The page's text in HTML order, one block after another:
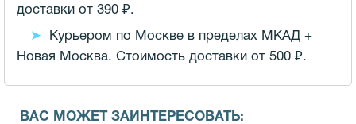
доставки от 390 ₽.
Курьером по Москве в пределах МКАД +
Новая Москва. Стоимость доставки от 500 ₽.
ВАС МОЖЕТ ЗАИНТЕРЕСОВАТЬ: